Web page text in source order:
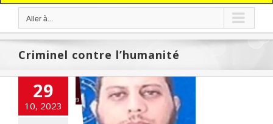
Aller à...
Criminel contre l’humanité
29
10, 2023
du
de la